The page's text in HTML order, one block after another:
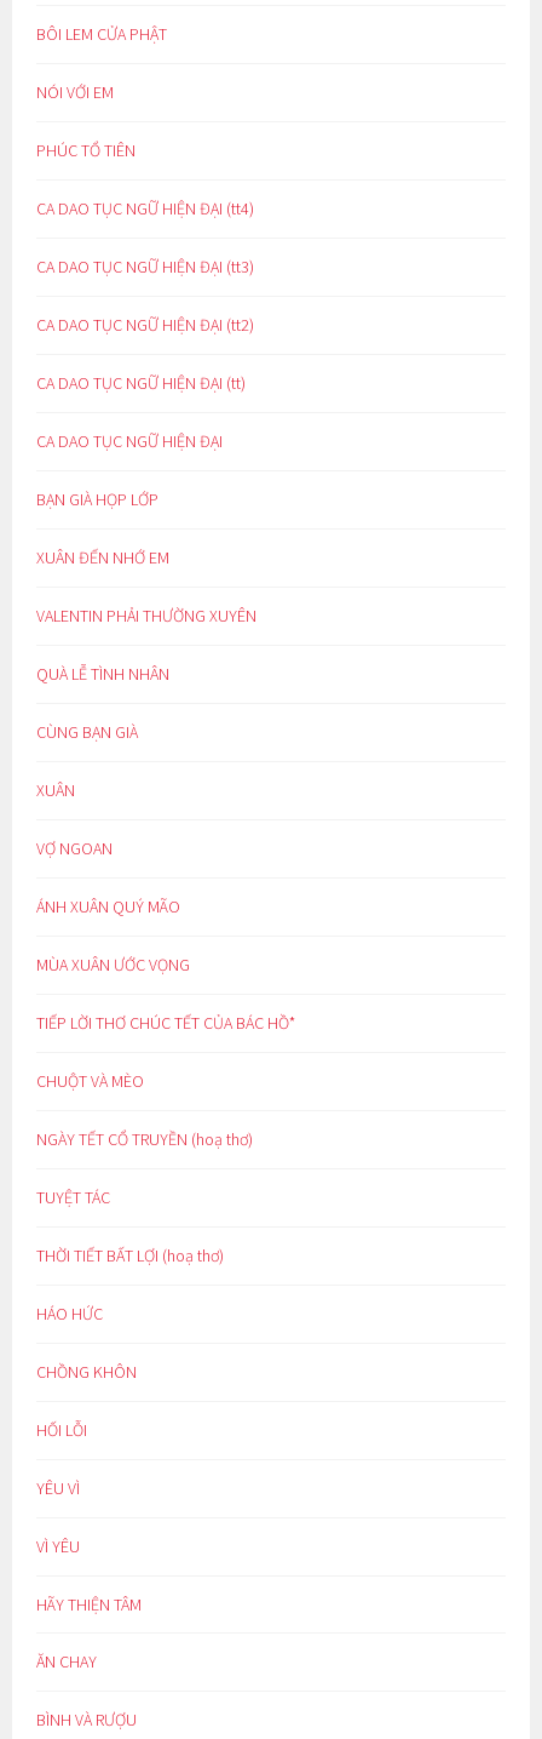
BÔI LEM CỬA PHẬT
NÓI VỚI EM
PHÚC TỔ TIÊN
CA DAO TỤC NGỮ HIỆN ĐẠI (tt4)
CA DAO TỤC NGỮ HIỆN ĐẠI (tt3)
CA DAO TỤC NGỮ HIỆN ĐẠI (tt2)
CA DAO TỤC NGỮ HIỆN ĐẠI (tt)
CA DAO TỤC NGỮ HIỆN ĐẠI
BẠN GIÀ HỌP LỚP
XUÂN ĐẾN NHỚ EM
VALENTIN PHẢI THƯỜNG XUYÊN
QUÀ LỄ TÌNH NHÂN
CÙNG BẠN GIÀ
XUÂN
VỢ NGOAN
ÁNH XUÂN QUÝ MÃO
MÙA XUÂN ƯỚC VỌNG
TIẾP LỜI THƠ CHÚC TẾT CỦA BÁC HỒ*
CHUỘT VÀ MÈO
NGÀY TẾT CỔ TRUYỀN (hoạ thơ)
TUYỆT TÁC
THỜI TIẾT BẤT LỢI (hoạ thơ)
HÁO HỨC
CHỒNG KHÔN
HỐI LỖI
YÊU VÌ
VÌ YÊU
HÃY THIỆN TÂM
ĂN CHAY
BÌNH VÀ RƯỢU